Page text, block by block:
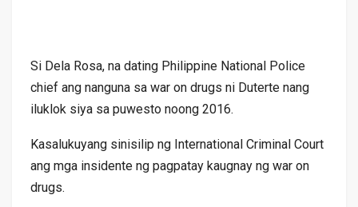
Si Dela Rosa, na dating Philippine National Police
chief ang nanguna sa war on drugs ni Duterte nang
iluklok siya sa puwesto noong 2016.
Kasalukuyang sinisilip ng International Criminal Court
ang mga insidente ng pagpatay kaugnay ng war on
drugs.